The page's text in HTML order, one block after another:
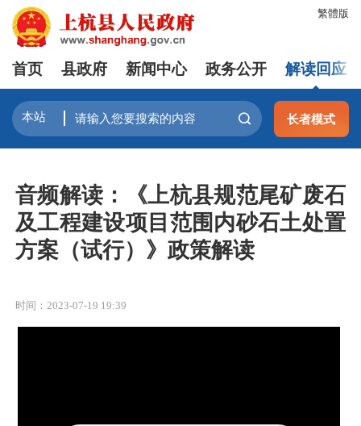
繁體版
首页 县政府 新闻中心 政务公开 解读回应
长者模式
音频解读：《上杭县规范尾矿废石
及工程建设项目范围内砂石土处置
方案（试行）》政策解读
时间：2023-07-19 19:39